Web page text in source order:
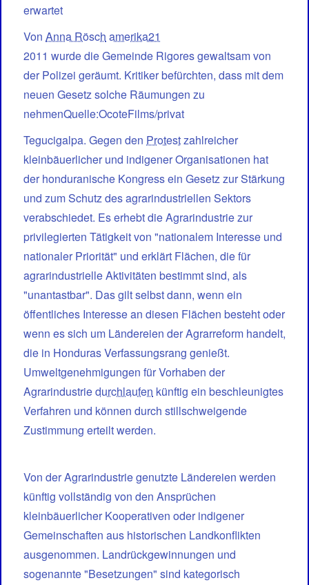
erwartet
Von Anna Rösch amerika21
2011 wurde die Gemeinde Rigores gewaltsam von
der Polizei geräumt. Kritiker befürchten, dass mit dem
neuen Gesetz solche Räumungen zu
nehmenQuelle:OcoteFilms/privat
Tegucigalpa. Gegen den Protestzahlreicher
kleinbäuerlicher und indigener Organisationen hat
der honduranische Kongress ein Gesetz zur Stärkung
und zum Schutz des agrarindustriellen Sektors
verabschiedet. Es erhebt die Agrarindustrie zur
privilegierten Tätigkeit von "nationalem Interesse und
nationaler Priorität" und erklärt Flächen, die für
agrarindustrielle Aktivitäten bestimmt sind, als
"unantastbar". Das gilt selbst dann, wenn ein
öffentliches Interesse an diesen Flächen besteht oder
wenn es sich um Ländereien der Agrarreform handelt,
die in Honduras Verfassungsrang genießt.
Umweltgenehmigungen für Vorhaben der
Agrarindustriedurchlaufen künftig ein beschleunigtes
Verfahren und können durch stillschweigende
Zustimmung erteilt werden.
Von der Agrarindustrie genutzte Ländereien werden
künftig vollständig von den Ansprüchen
kleinbäuerlicher Kooperativen oder indigener
Gemeinschaften aus historischen Landkonflikten
ausgenommen. Landrückgewinnungen und
sogenannte "Besetzungen" sind kategorisch